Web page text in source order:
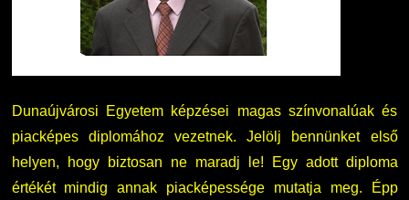
Dunaújvárosi Egyetem képzései magas színvonalúak és
piacképes diplomához vezetnek. Jelölj bennünket első
helyen, hogy biztosan ne maradj le! Egy adott diploma
értékét mindig annak piacképessége mutatja meg. Épp